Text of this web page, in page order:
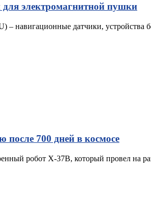
электромагнитной пушки
– навигационные датчики,
после 700 дней в космосе
робот X-37B, который провел на